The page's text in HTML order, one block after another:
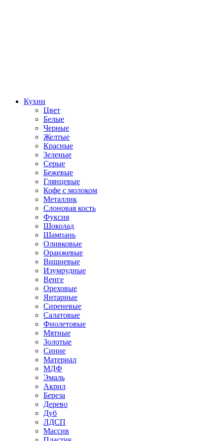
Кухни
Цвет
Белые
Черные
Желтые
Красные
Зеленые
Серые
Бежевые
Глянцевые
Кофе с молоком
Металлик
Слоновая кость
Фуксия
Шоколад
Шампань
Оливковые
Оранжевые
Вишневые
Изумрудные
Венге
Ореховые
Янтарные
Сиреневые
Салатовые
Фиолетовые
Мятные
Золотые
Синие
Материал
МДФ
Эмаль
Акрил
Береза
Дерево
Дуб
ЛДСП
Массив